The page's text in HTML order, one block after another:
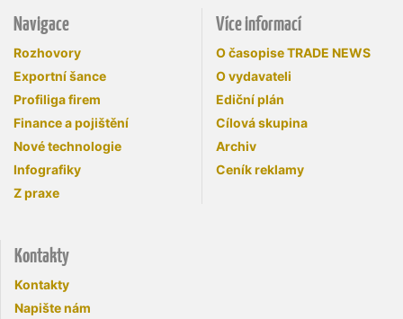
Navigace
Rozhovory
Exportní šance
Profiliga firem
Finance a pojištění
Nové technologie
Infografiky
Z praxe
Více informací
O časopise TRADE NEWS
O vydavateli
Ediční plán
Cílová skupina
Archiv
Ceník reklamy
Kontakty
Kontakty
Napište nám